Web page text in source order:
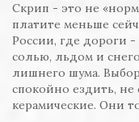
Скрип - это не
платите меньше
России, где дороги -
солью, льдом и
лишнего шума.
спокойно ездить, не
керамические. Они